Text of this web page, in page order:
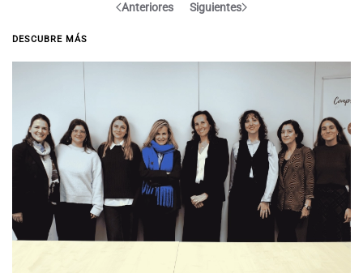
Anteriores Siguientes
DESCUBRE MÁS